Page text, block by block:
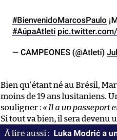
#BienvenidoMarcosPaulo
#AúpaAtleti
— CAMPEONES (@Atleti)
Bien qu’étant né au Brésil,
moins de 19 ans lusitaniens.
souligner : « Il a un passeport
Si tout va bien, il sera devenu
Luka Modrić a